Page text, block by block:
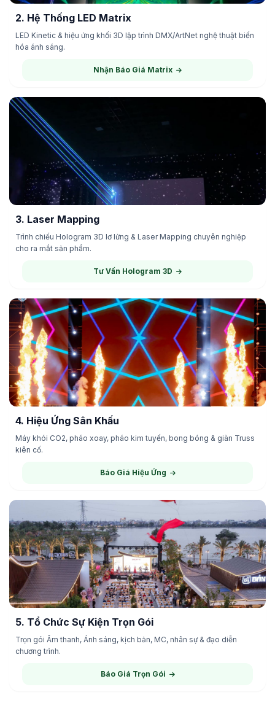
2. Hệ Thống LED Matrix
LED Kinetic & hiệu ứng khối 3D lập trình DMX/ArtNet nghệ thuật biến
hóa ánh sáng.
Nhận Báo Giá Matrix
3. Laser Mapping
Trình chiếu Hologram 3D lơ lửng & Laser Mapping chuyên nghiệp
cho ra mắt sản phẩm.
Tư Vấn Hologram 3D
4. Hiệu Ứng Sân Khấu
Máy khói CO2, pháo xoay, pháo kim tuyến, bong bóng & giàn Truss
kiên cố.
Báo Giá Hiệu Ứng
5. Tổ Chức Sự Kiện Trọn Gói
Trọn gói Âm thanh, Ánh sáng, kịch bản, MC, nhân sự & đạo diễn
chương trình.
Báo Giá Trọn Gói